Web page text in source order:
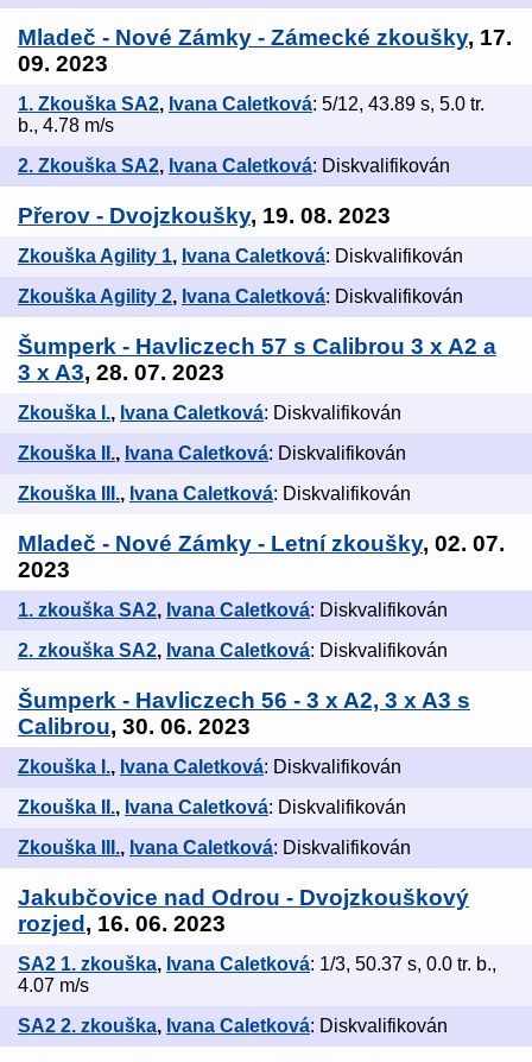
Mladeč - Nové Zámky - Zámecké zkoušky, 17.
09. 2023
1. Zkouška SA2, Ivana Caletková: 5/12, 43.89 s, 5.0 tr.
b., 4.78 m/s
2. Zkouška SA2, Ivana Caletková: Diskvalifikován
Přerov - Dvojzkoušky, 19. 08. 2023
Zkouška Agility 1, Ivana Caletková: Diskvalifikován
Zkouška Agility 2, Ivana Caletková: Diskvalifikován
Šumperk - Havliczech 57 s Calibrou 3 x A2 a
3 x A3, 28. 07. 2023
Zkouška I., Ivana Caletková: Diskvalifikován
Zkouška II., Ivana Caletková: Diskvalifikován
Zkouška III., Ivana Caletková: Diskvalifikován
Mladeč - Nové Zámky - Letní zkoušky, 02. 07.
2023
1. zkouška SA2, Ivana Caletková: Diskvalifikován
2. zkouška SA2, Ivana Caletková: Diskvalifikován
Šumperk - Havliczech 56 - 3 x A2, 3 x A3 s
Calibrou, 30. 06. 2023
Zkouška I., Ivana Caletková: Diskvalifikován
Zkouška II., Ivana Caletková: Diskvalifikován
Zkouška III., Ivana Caletková: Diskvalifikován
Jakubčovice nad Odrou - Dvojzkouškový
rozjed , 16. 06. 2023
SA2 1. zkouška, Ivana Caletková: 1/3, 50.37 s, 0.0 tr. b.,
4.07 m/s
SA2 2. zkouška, Ivana Caletková: Diskvalifikován